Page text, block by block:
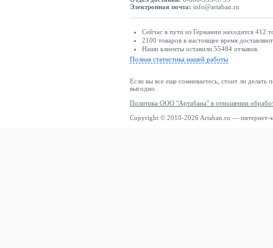
Электронная почта: info@artaban.ru
Сейчас в пути из Германии находится 412
2100 товаров в настоящее время
Наши клиенты оставили 55484 отзывов.
Полная статистика нашей работы
Если вы все еще сомневаетесь, стоит ли делать
выгодно.
Политика ООО "Артабана" в отношении
Copyright © 2010-2026 Artaban.ru — интернет-